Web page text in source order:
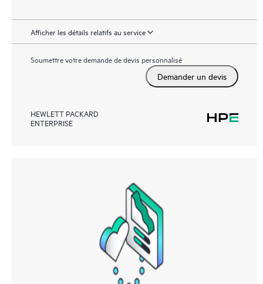
Afficher les détails relatifs au service
Soumettre votre demande de devis personnalisé
Demander un devis
HEWLETT PACKARD
ENTERPRISE